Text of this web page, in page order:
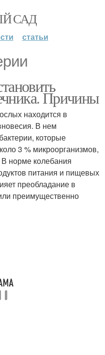
САД
статьи
Причины
находится в
В нем
которые
3 % микроорганизмов,
норме колебания
питания и пищевых
преобладание в
преимущественно